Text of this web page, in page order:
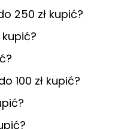
250 zł kupić?
100 zł kupić?